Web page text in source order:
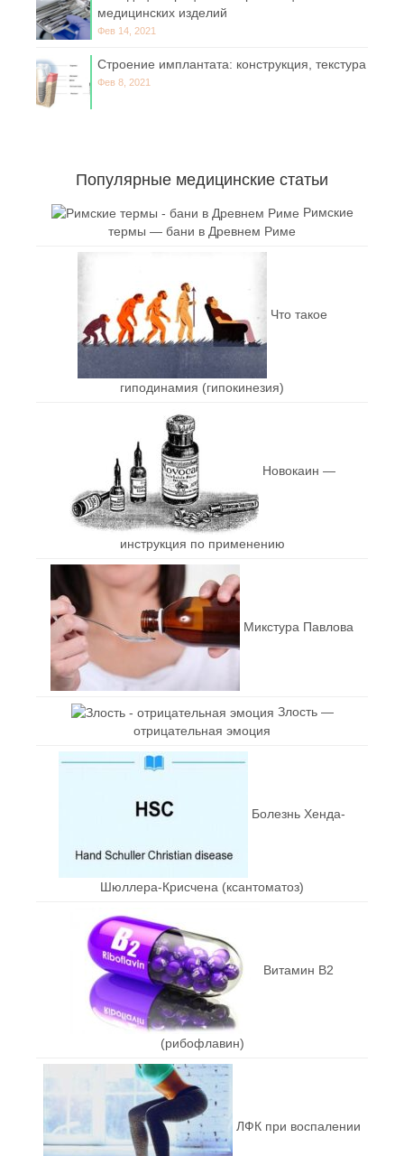
медицинских изделий
Фев 14, 2021
Строение имплантата: конструкция, текстура
Фев 8, 2021
Популярные медицинские статьи
Римские
термы — бани в Древнем Риме
Что такое
гиподинамия (гипокинезия)
Новокаин —
инструкция по применению
Микстура Павлова
Злость —
отрицательная эмоция
Болезнь Хенда-
Шюллера-Крисчена (ксантоматоз)
Витамин В2
(рибофлавин)
ЛФК при воспалении